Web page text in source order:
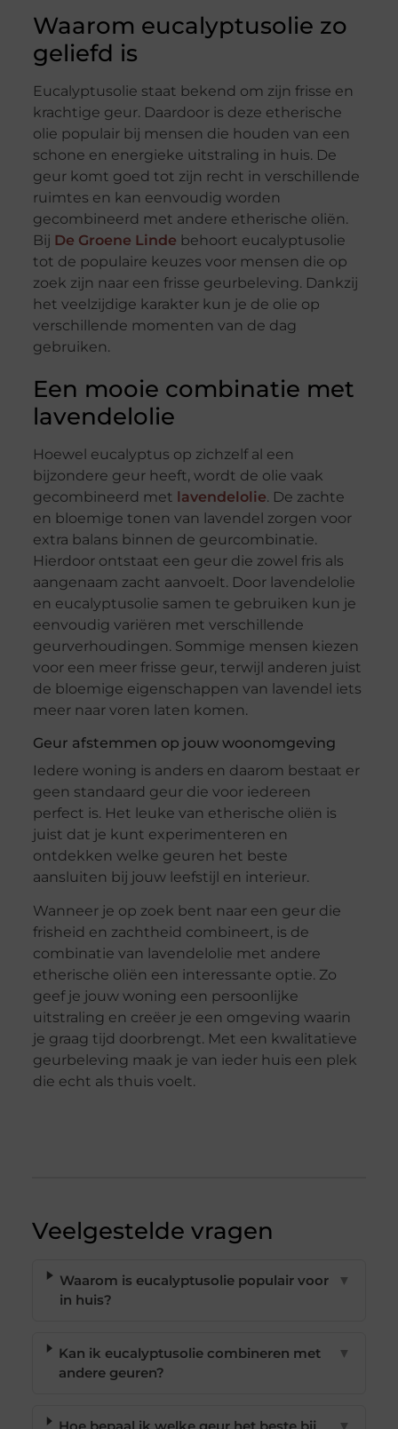
Waarom eucalyptusolie zo
geliefd is
Eucalyptusolie staat bekend om zijn frisse en
krachtige geur. Daardoor is deze etherische
olie populair bij mensen die houden van een
schone en energieke uitstraling in huis. De
geur komt goed tot zijn recht in verschillende
ruimtes en kan eenvoudig worden
gecombineerd met andere etherische oliën.
Bij De Groene Linde behoort eucalyptusolie
tot de populaire keuzes voor mensen die op
zoek zijn naar een frisse geurbeleving. Dankzij
het veelzijdige karakter kun je de olie op
verschillende momenten van de dag
gebruiken.
Een mooie combinatie met
lavendelolie
Hoewel eucalyptus op zichzelf al een
bijzondere geur heeft, wordt de olie vaak
gecombineerd met lavendelolie. De zachte
en bloemige tonen van lavendel zorgen voor
extra balans binnen de geurcombinatie.
Hierdoor ontstaat een geur die zowel fris als
aangenaam zacht aanvoelt. Door lavendelolie
en eucalyptusolie samen te gebruiken kun je
eenvoudig variëren met verschillende
geurverhoudingen. Sommige mensen kiezen
voor een meer frisse geur, terwijl anderen juist
de bloemige eigenschappen van lavendel iets
meer naar voren laten komen.
Geur afstemmen op jouw woonomgeving
Iedere woning is anders en daarom bestaat er
geen standaard geur die voor iedereen
perfect is. Het leuke van etherische oliën is
juist dat je kunt experimenteren en
ontdekken welke geuren het beste
aansluiten bij jouw leefstijl en interieur.
Wanneer je op zoek bent naar een geur die
frisheid en zachtheid combineert, is de
combinatie van lavendelolie met andere
etherische oliën een interessante optie. Zo
geef je jouw woning een persoonlijke
uitstraling en creëer je een omgeving waarin
je graag tijd doorbrengt. Met een kwalitatieve
geurbeleving maak je van ieder huis een plek
die echt als thuis voelt.
Veelgestelde vragen
Waarom is eucalyptusolie populair voor
in huis?
▼
Kan ik eucalyptusolie combineren met
andere geuren?
▼